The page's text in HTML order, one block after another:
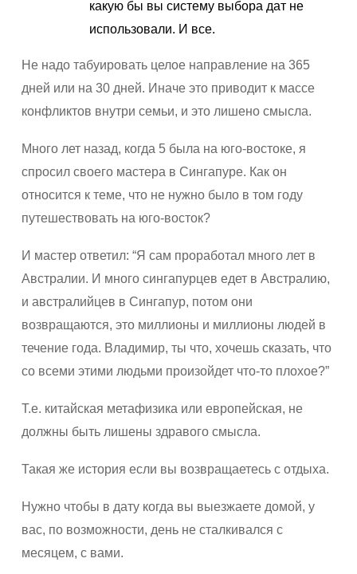
какую бы вы систему выбора дат не
использовали. И все.
Не надо табуировать целое направление на 365
дней или на 30 дней. Иначе это приводит к массе
конфликтов внутри семьи, и это лишено смысла.
Много лет назад, когда 5 была на юго-востоке, я
спросил своего мастера в Сингапуре. Как он
относится к теме, что не нужно было в том году
путешествовать на юго-восток?
И мастер ответил: “Я сам проработал много лет в
Австралии. И много сингапурцев едет в Австралию,
и австралийцев в Сингапур, потом они
возвращаются, это миллионы и миллионы людей в
течение года. Владимир, ты что, хочешь сказать, что
со всеми этими людьми произойдет что-то плохое?”
Т.е. китайская метафизика или европейская, не
должны быть лишены здравого смысла.
Такая же история если вы возвращаетесь с отдыха.
Нужно чтобы в дату когда вы выезжаете домой, у
вас, по возможности, день не сталкивался с
месяцем, с вами.